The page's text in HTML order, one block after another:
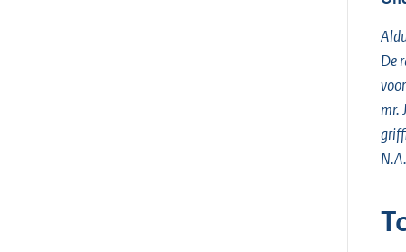
De
mr.